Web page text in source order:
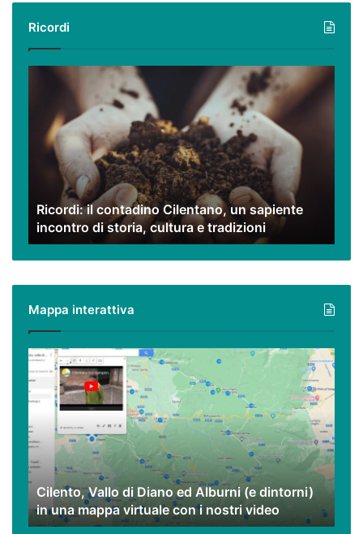
Ricordi
Cilentano,
sapiente
incontro
storia,
cultura
e
tradizioni
Ricordi: il contadino Cilentano, un sapiente
incontro di storia, cultura e tradizioni
Mappa interattiva
Cilento,
Vallo
di
Diano
ed
Alburni
(e
dintorni)
una
mappa
Cilento, Vallo di Diano ed Alburni (e dintorni)
in una mappa virtuale con i nostri video